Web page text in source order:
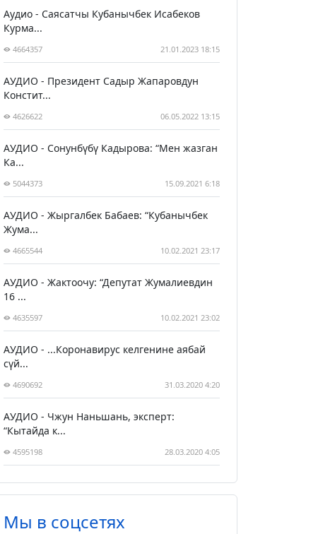
Аудио - Саясатчы Кубанычбек Исабеков
Курма...
4664357 21.01.2023 18:15
АУДИО - Президент Садыр Жапаровдун
Констит...
4626622 06.05.2022 13:15
АУДИО - Сонунбүбү Кадырова: “Мен жазган
Ка...
5044373 15.09.2021 6:18
АУДИО - Жыргалбек Бабаев: “Кубанычбек
Жума...
4665544 10.02.2021 23:17
АУДИО - Жактоочу: “Депутат Жумалиевдин
16 ...
4635597 10.02.2021 23:02
АУДИО - ...Коронавирус келгенине аябай
сүй...
4690692 31.03.2020 4:20
АУДИО - Чжун Наньшань, эксперт:
“Кытайда к...
4595198 28.03.2020 4:05
Мы в соцсетях